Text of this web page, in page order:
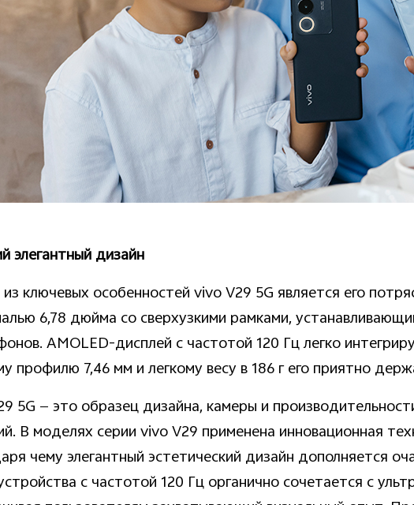
элегантный дизайн
ключевых особенностей vivo V29 5G является его
6,78 дюйма со сверхузкими рамками,
AMOLED-дисплей с частотой 120 Гц легко
профилю 7,46 мм и легкому весу в 186 г его приятно
5G — это образец дизайна, камеры и
В моделях серии vivo V29 применена инновационная
чему элегантный эстетический дизайн дополняется
с частотой 120 Гц органично сочетается с